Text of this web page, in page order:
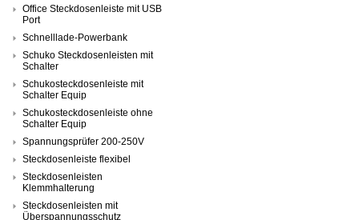
Office Steckdosenleiste mit USB
Port
Schnelllade-Powerbank
Schuko Steckdosenleisten mit
Schalter
Schukosteckdosenleiste mit
Schalter Equip
Schukosteckdosenleiste ohne
Schalter Equip
Spannungsprüfer 200-250V
Steckdosenleiste flexibel
Steckdosenleisten
Klemmhalterung
Steckdosenleisten mit
Überspannungsschutz